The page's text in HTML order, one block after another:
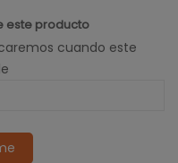
este producto
cuando este